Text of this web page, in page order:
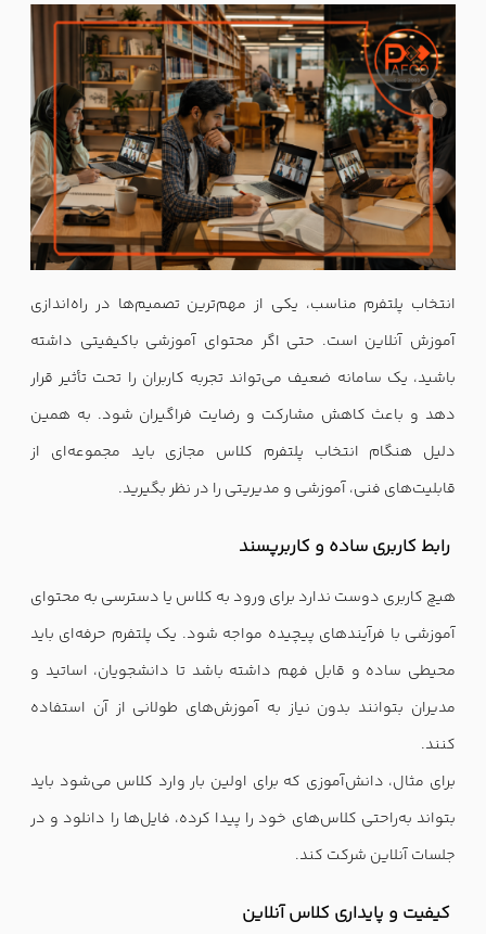
انتخاب پلتفرم مناسب، یکی از مهم‌ترین تصمیم‌ها در راه‌اندازی
آموزش آنلاین است. حتی اگر محتوای آموزشی باکیفیتی داشته
باشید، یک سامانه ضعیف می‌تواند تجربه کاربران را تحت تأثیر قرار
دهد و باعث کاهش مشارکت و رضایت فراگیران شود. به همین
دلیل هنگام انتخاب پلتفرم کلاس مجازی باید مجموعه‌ای از
قابلیت‌های فنی، آموزشی و مدیریتی را در نظر بگیرید.
رابط کاربری ساده و کاربرپسند
هیچ کاربری دوست ندارد برای ورود به کلاس یا دسترسی به محتوای
آموزشی با فرآیندهای پیچیده مواجه شود. یک پلتفرم حرفه‌ای باید
محیطی ساده و قابل فهم داشته باشد تا دانشجویان، اساتید و
مدیران بتوانند بدون نیاز به آموزش‌های طولانی از آن استفاده
کنند.
برای مثال، دانش‌آموزی که برای اولین بار وارد کلاس می‌شود باید
بتواند به‌راحتی کلاس‌های خود را پیدا کرده، فایل‌ها را دانلود و در
جلسات آنلاین شرکت کند.
کیفیت و پایداری کلاس آنلاین